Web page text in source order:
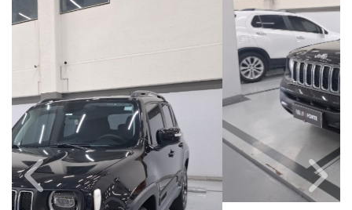
Previous Next